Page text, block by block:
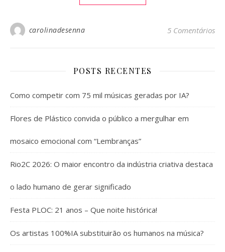
carolinadesenna 5 Comentários
POSTS RECENTES
Como competir com 75 mil músicas geradas por IA?
Flores de Plástico convida o público a mergulhar em
mosaico emocional com “Lembranças”
Rio2C 2026: O maior encontro da indústria criativa destaca
o lado humano de gerar significado
Festa PLOC: 21 anos – Que noite histórica!
Os artistas 100%IA substituirão os humanos na música?